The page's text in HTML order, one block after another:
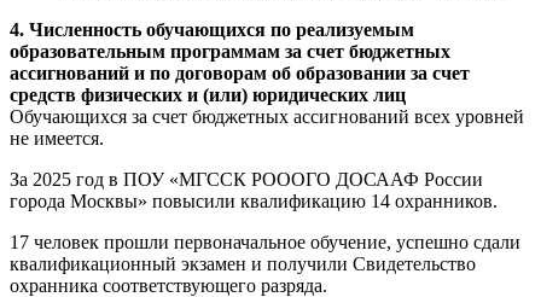
4. Численность обучающихся по реализуемым
образовательным программам за счет бюджетных
ассигнований и по договорам об образовании за счет
средств физических и (или) юридических лиц
Обучающихся за счет бюджетных ассигнований всех уровней
не имеется.
За 2025 год в ПОУ «МГССК РОООГО ДОСААФ России
города Москвы» повысили квалификацию 14 охранников.
17 человек прошли первоначальное обучение, успешно сдали
квалификационный экзамен и получили Свидетельство
охранника соответствующего разряда.